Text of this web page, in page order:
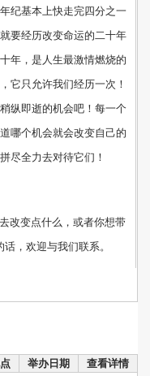
纪基本上快走完四分之一
要经历改变命运的二十年
年，是人生最激情燃烧的
它只允许我们经历一次！
纵即逝的机会吧！每一个
哪个机会就会改变自己的
尽全力去对待它们！
改变点什么，或者你想带
，欢迎与我们联系。
举办日期
查看详情